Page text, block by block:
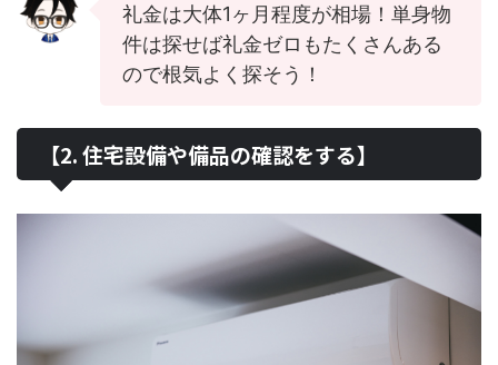
礼金は大体1ヶ月程度が相場！単身物
件は探せば礼金ゼロもたくさんある
ので根気よく探そう！
【2. 住宅設備や備品の確認をする】